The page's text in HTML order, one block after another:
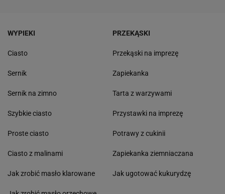
WYPIEKI
Ciasto
Sernik
Sernik na zimno
Szybkie ciasto
Proste ciasto
Ciasto z malinami
Jak zrobić masło klarowane
PRZEKĄSKI
Przekąski na imprezę
Zapiekanka
Tarta z warzywami
Przystawki na imprezę
Potrawy z cukinii
Zapiekanka ziemniaczana
Jak ugotować kukurydzę